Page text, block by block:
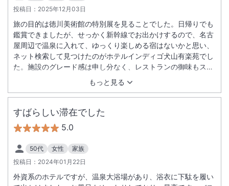
投稿日： 2025年12月03日
もっと見る
旅の目的は徳川美術館の特別展を見ることでした。日帰りでも
鑑賞できましたが、せっかく新幹線でお出かけするので、名古
屋周辺で温泉に入れて、ゆっくり楽しめる宿はないかと思い、
ネット検索して見つけたのがホテルインディゴ犬山有楽苑でし
た。施設のグレード感は申し分なく、レストランの御味もスタ
ッフの方々の対応も最上級でした。 一泊した翌日の予定は特に
決めておらず、目の前の犬山城を見学したら帰ろうと思ってい
ましたが、犬山の街の空気感も素晴らしく、インバウンド客で
落ち着きを無くした他の観光地では楽しめない心地よさを堪能
しました。 次回は、今回は留守番をしてもらった息子も伴っ
て、このホテルに宿泊することを目的に旅をしたいと考えてい
ます。
すばらしい滞在でした
5.0
50代 女性
家族
投稿日： 2024年01月22日
外資系のホテルですが、温泉大浴場があり、浴衣に下駄を履い